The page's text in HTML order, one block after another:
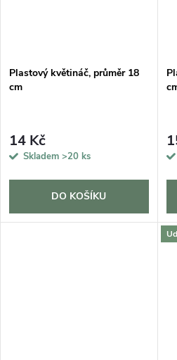
Plastový květináč, průměr 18
cm
14 Kč
Skladem >20 ks
DO KOŠÍKU